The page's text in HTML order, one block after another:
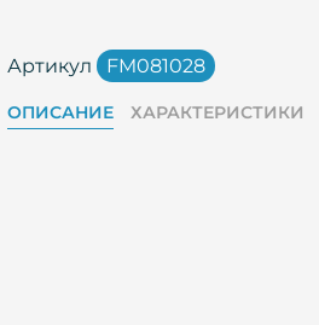
Артикул FM081028
ОПИСАНИЕ ХАРАКТЕРИСТИКИ